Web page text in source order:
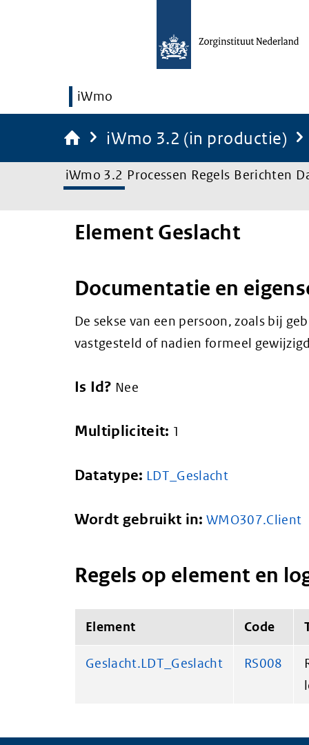
iWmo
iWmo 3.2 (in productie)
iWmo 3.2 Processen Regels Berichten
Element Geslacht
Documentatie en
De sekse van een persoon, zoals bij
vastgesteld of nadien formeel
Is Id? Nee
Multipliciteit: 1
Datatype: LDT_Geslacht
Wordt gebruikt in:WMO307.Client
Regels op element en
Element Code
Geslacht.LDT_Geslacht RS008